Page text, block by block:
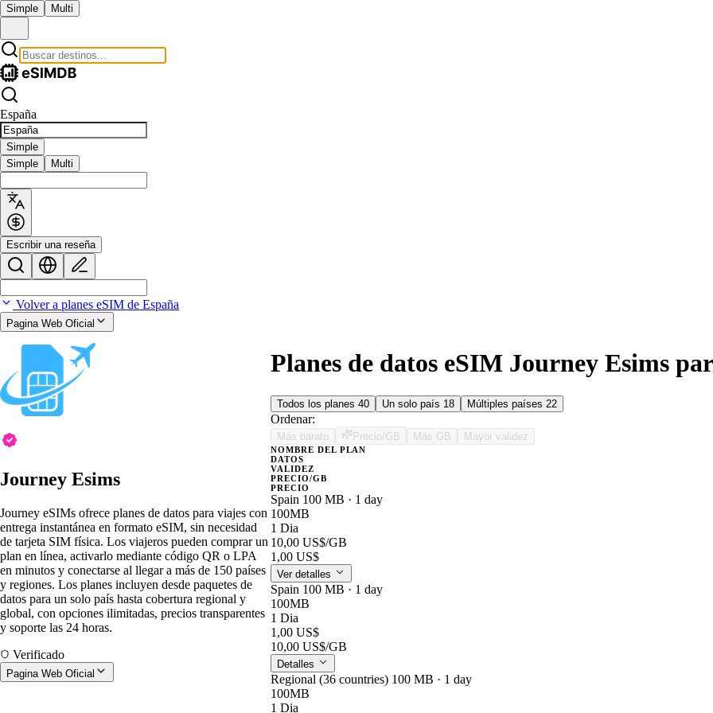
Simple Multi
España
Simple
Simple
Multi
Escribir una reseña
Volver a planes eSIM de España
Pagina Web Oficial
Journey Esims
Journey eSIMs ofrece planes de datos para viajes con
entrega instantánea en formato eSIM, sin necesidad
de tarjeta SIM física. Los viajeros pueden comprar un
plan en línea, activarlo mediante código QR o LPA
en minutos y conectarse al llegar a más de 150 países
y regiones. Los planes incluyen desde paquetes de
datos para un solo país hasta cobertura regional y
global, con opciones ilimitadas, precios transparentes
y soporte las 24 horas.
Verificado
Pagina Web Oficial
Planes de datos eSIM Journey Esims
Todos los planes 40 Un solo país 18 Múltiples países 22
Ordenar:
Más barato Precio/GB Más GB Mayor validez
NOMBRE DEL PLAN
DATOS
VALIDEZ
PRECIO/GB
PRECIO
Spain 100 MB · 1 day
100MB
1 Dia
10,00 US$/GB
1,00 US$
Ver detalles
Spain 100 MB · 1 day
100MB
1 Dia
1,00 US$
10,00 US$/GB
Detalles
Regional (36 countries) 100 MB · 1 day
100MB
1 Dia